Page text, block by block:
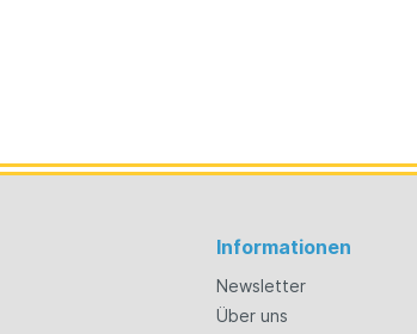
Informationen
Newsletter
Über uns